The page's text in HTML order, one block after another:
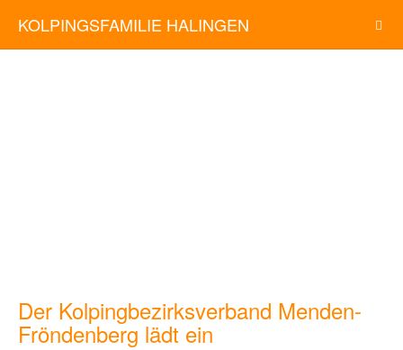
KOLPINGSFAMILIE HALINGEN
Der Kolpingbezirksverband Menden-
Fröndenberg lädt ein